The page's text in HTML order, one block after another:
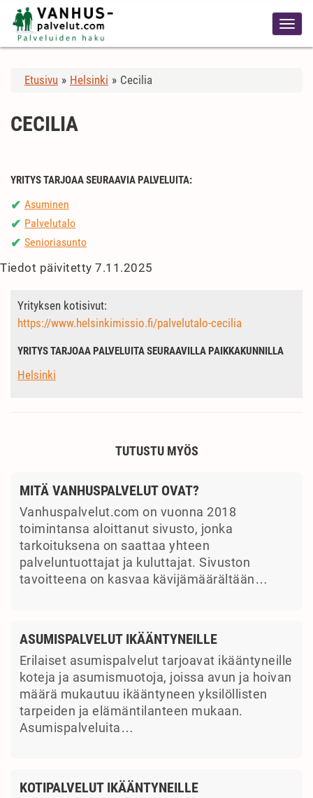
Etusivu » Helsinki » Cecilia
CECILIA
YRITYS TARJOAA SEURAAVIA PALVELUITA:
✔ Asuminen
✔ Palvelutalo
✔ Senioriasunto
Tiedot päivitetty 7.11.2025
Yrityksen kotisivut:
https://www.helsinkimissio.fi/palvelutalo-cecilia
YRITYS TARJOAA PALVELUITA SEURAAVILLA PAIKKAKUNNILLA
Helsinki
TUTUSTU MYÖS
MITÄ VANHUSPALVELUT OVAT?
Vanhuspalvelut.com on vuonna 2018
toimintansa aloittanut sivusto, jonka
tarkoituksena on saattaa yhteen
palveluntuottajat ja kuluttajat. Sivuston
tavoitteena on kasvaa kävijämäärältään…
ASUMISPALVELUT IKÄÄNTYNEILLE
Erilaiset asumispalvelut tarjoavat ikääntyneille
koteja ja asumismuotoja, joissa avun ja hoivan
määrä mukautuu ikääntyneen yksilöllisten
tarpeiden ja elämäntilanteen mukaan.
Asumispalveluita…
KOTIPALVELUT IKÄÄNTYNEILLE